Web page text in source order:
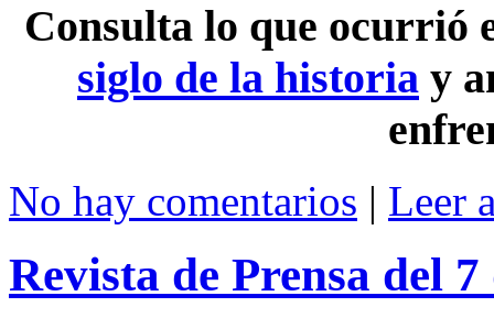
Consulta lo que ocurrió
siglo de la historia y
No hay comentarios | Leer
Revista de Prensa del